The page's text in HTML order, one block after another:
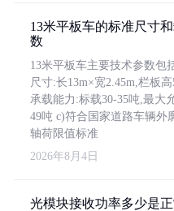
13米平板车的标准尺寸
数
13米平板车主要技术参数包
尺寸:长13m×宽2.45m,栏板高
承载能力:标载30-35吨,最大
49吨 c)符合国家道路车辆外
轴荷限值标准
2026年8月4日
光模块接收功率多少是正